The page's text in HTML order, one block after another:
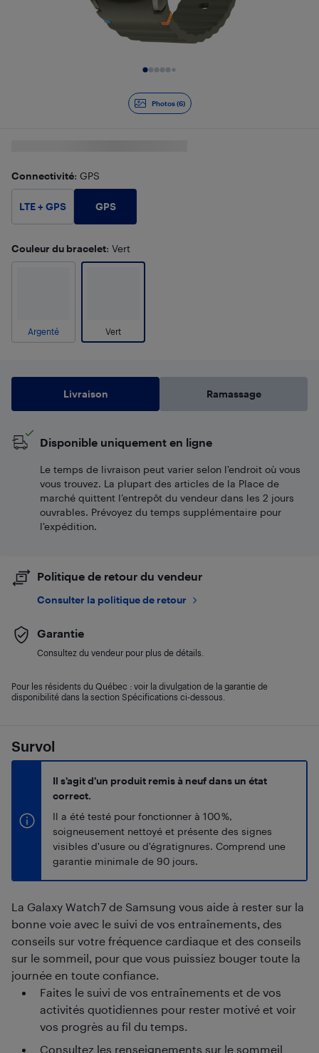
Photos (6)
Survol
Il s’agit d’un produit remis à neuf dans un état
correct.
Il a été testé pour fonctionner à 100 %,
soigneusement nettoyé et présente des signes
visibles d'usure ou d'égratignures. Comprend une
garantie minimale de 90 jours.
La Galaxy Watch7 de Samsung vous aide à rester sur la
bonne voie avec le suivi de vos entraînements, des
conseils sur votre fréquence cardiaque et des conseils
sur le sommeil, pour que vous puissiez bouger toute la
journée en toute confiance.
Faites le suivi de vos entraînements et de vos
activités quotidiennes pour rester motivé et voir
vos progrès au fil du temps.
Consultez les renseignements sur le sommeil
Connectivité: GPS
LTE + GPS GPS
Couleur du bracelet: Vert
Argenté Vert
Livraison Ramassage
Disponible uniquement en ligne
Le temps de livraison peut varier selon l'endroit où vous
vous trouvez. La plupart des articles de la Place de
marché quittent l’entrepôt du vendeur dans les 2 jours
ouvrables. Prévoyez du temps supplémentaire pour
l’expédition.
Politique de retour du vendeur
Consulter la politique de retour
Garantie
Consultez du vendeur pour plus de détails.
Pour les résidents du Québec : voir la divulgation de la garantie de
disponibilité dans la section Spécifications ci-dessous.